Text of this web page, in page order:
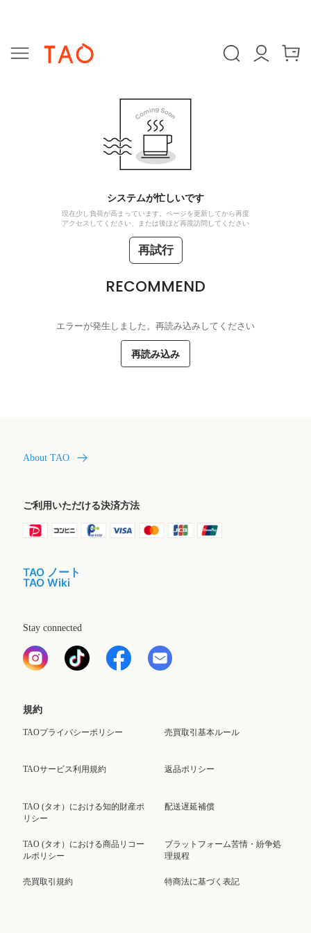
システムが忙しいです
現在少し負荷が高まっています。ページを更新してから再度
アクセスしてください、または後ほど再度訪問してください
再試行
RECOMMEND
エラーが発生しました。再読み込みしてください
再読み込み
About TAO
ご利用いただける決済方法
TAO ノート
TAO Wiki
Stay connected
規約
TAOプライバシーポリシー
TAOサービス利用規約
TAO (タオ）における知的財産ポ
リシー
TAO (タオ）における商品リコー
ルポリシー
売買取引規約
売買取引基本ルール
返品ポリシー
配送遅延補償
プラットフォーム苦情・紛争処
理規程
特商法に基づく表記